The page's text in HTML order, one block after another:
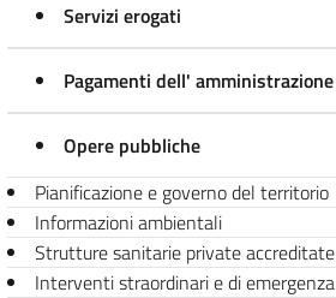
Servizi erogati
Pagamenti dell' amministrazione
Opere pubbliche
Pianificazione e governo del territorio
Informazioni ambientali
Strutture sanitarie private accreditate
Interventi straordinari e di emergenza